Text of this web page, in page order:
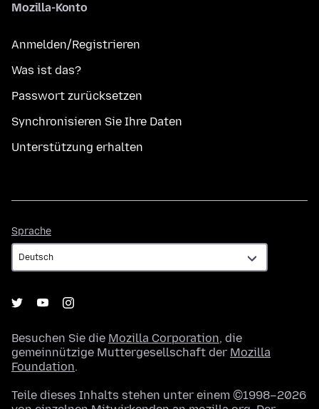
Mozilla-Konto
Anmelden/Registrieren
Was ist das?
Passwort zurücksetzen
Synchronisieren Sie Ihre Daten
Unterstützung erhalten
Sprache
Besuchen Sie die Mozilla Corporation, die
gemeinnützige Muttergesellschaft der Mozilla
Foundation.
Teile dieses Inhalts stehen unter einem ©1998–2026